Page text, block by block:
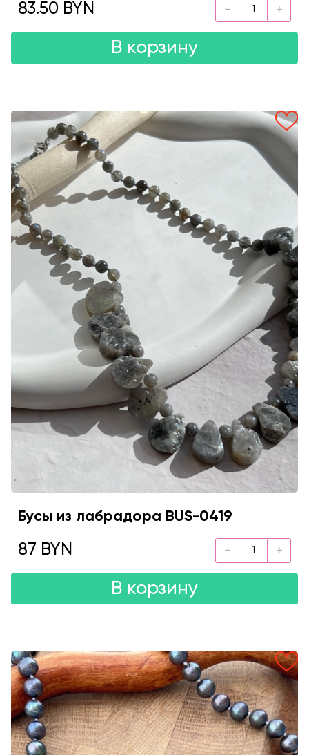
83.50 BYN
В корзину
Бусы из лабрадора BUS-0419
87 BYN
В корзину